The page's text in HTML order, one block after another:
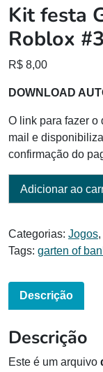
Kit festa
Roblox #3
R$ 8,00
DOWNLOAD
O link para fazer o
mail e
confirmação do
Adicionar ao
Categorias: Jogos,
Tags: garten of
Descrição
Descrição
Este é um arquivo